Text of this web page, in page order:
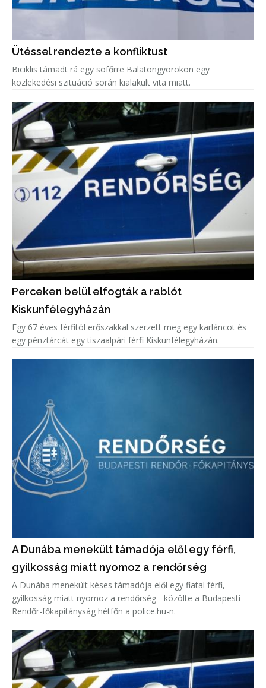
Ütéssel rendezte a konfliktust
Biciklis támadt rá egy sofőrre Balatongyörökön egy
közlekedési szituáció során kialakult vita miatt.
Perceken belül elfogták a rablót
Kiskunfélegyházán
Egy 67 éves férfitól erőszakkal szerzett meg egy karláncot és
egy pénztárcát egy tiszaalpári férfi Kiskunfélegyházán.
A Dunába menekült támadója elől egy férfi,
gyilkosság miatt nyomoz a rendőrség
A Dunába menekült késes támadója elől egy fiatal férfi,
gyilkosság miatt nyomoz a rendőrség - közölte a Budapesti
Rendőr-főkapitányság hétfőn a police.hu-n.